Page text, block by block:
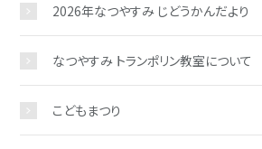
2026年なつやすみ じどうかんだより
なつやすみ トランポリン教室について
こどもまつり